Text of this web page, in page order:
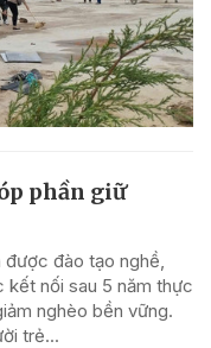
phần giữ
được đào tạo nghề,
kết nối sau 5 năm thực
nghèo bền vững.
trẻ...